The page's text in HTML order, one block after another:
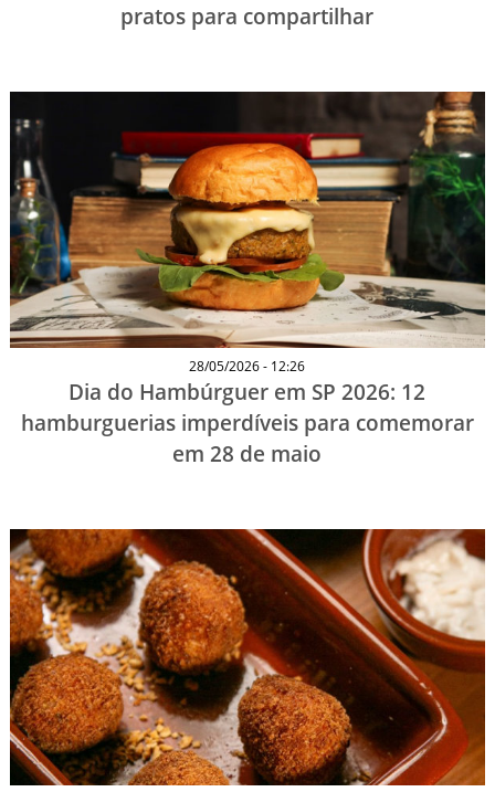
pratos para compartilhar
28/05/2026 - 12:26
Dia do Hambúrguer em SP 2026: 12
hamburguerias imperdíveis para comemorar
em 28 de maio